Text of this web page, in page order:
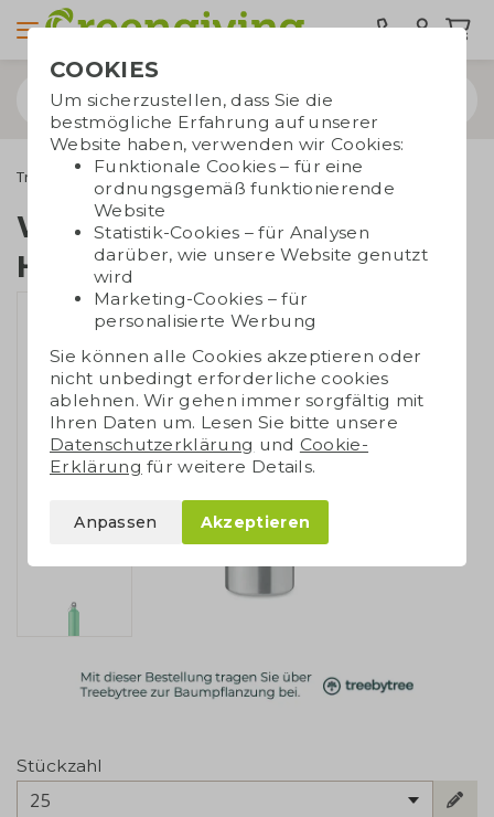
Trinkwaren Wasserflaschen Wasserflasche mit Haken
Wasserflasche mit
Haken
Stückzahl
25
COOKIES
Um sicherzustellen, dass Sie die
bestmögliche Erfahrung auf unserer
Website haben, verwenden wir Cookies:
Funktionale Cookies – für eine
ordnungsgemäß funktionierende
Website
Statistik-Cookies – für Analysen
darüber, wie unsere Website genutzt
wird
Marketing-Cookies – für
personalisierte Werbung
Sie können alle Cookies akzeptieren oder
nicht unbedingt erforderliche cookies
ablehnen. Wir gehen immer sorgfältig mit
Ihren Daten um. Lesen Sie bitte unsere
Datenschutzerklärung und Cookie-
Erklärung für weitere Details.
Anpassen Akzeptieren